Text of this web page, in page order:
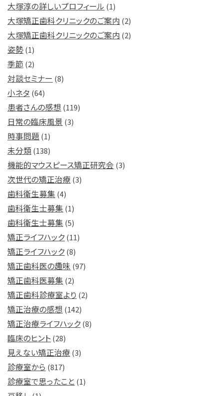
大塚淳の詳しいプロフィール (1)
大塚矯正歯科クリニックのご案内 (2)
大塚矯正歯科クリニックのご案内 (2)
姿勢(1)
季節 (2)
対談セミナー (8)
小ネタ (64)
患者さんの感想 (119)
日常の臨床風景 (3)
時事問題 (1)
未分類(138)
機能的マウスピース矯正研究会 (3)
次世代の矯正治療 (3)
歯科衛生募集 (4)
歯科衛生士募集 (1)
歯科衛生士募集 (5)
矯正ライフハック(11)
矯正ライフハック(8)
矯正歯科医の趣味 (97)
矯正歯科医募集 (2)
矯正歯科診療室より (2)
矯正治療の感想 (142)
矯正治療ライフハック(8)
臨床のヒント(28)
見えない矯正治療 (3)
診療室から (817)
診療室で思ったこと (1)